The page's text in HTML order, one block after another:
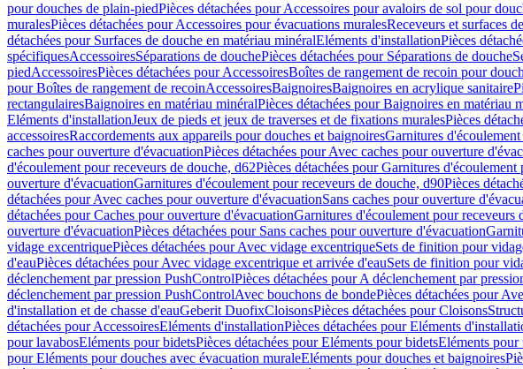
pour douches de plain-piedPièces détachées pour Accessoires pour avaloirs de sol pour
muralesPièces détachées pour Accessoires pour évacuations muralesReceveurs et surfaces
détachées pour Surfaces de douche en matériau minéralEléments d'installationPièces
spécifiquesAccessoiresSéparations de douchePièces détachées pour Séparations de douche
piedAccessoiresPièces détachées pour AccessoiresBoîtes de rangement de recoin pour
pour Boîtes de rangement de recoinAccessoiresBaignoiresBaignoires en acrylique sanitaire
rectangulairesBaignoires en matériau minéralPièces détachées pour Baignoires en matériau
Eléments d'installationJeux de pieds et jeux de traverses et de fixations muralesPièces
accessoiresRaccordements aux appareils pour douches et baignoiresGarnitures
caches pour ouverture d'évacuationPièces détachées pour Avec caches pour ouverture
d'écoulement pour receveurs de douche, d62Pièces détachées pour Garnitures
ouverture d'évacuationGarnitures d'écoulement pour receveurs de douche, d90Pièces
détachées pour Avec caches pour ouverture d'évacuationSans caches pour ouverture
détachées pour Caches pour ouverture d'évacuationGarnitures d'écoulement pour receveurs
ouverture d'évacuationPièces détachées pour Sans caches pour ouverture d'évacuation
vidage excentriquePièces détachées pour Avec vidage excentriqueSets de finition pour
d'eauPièces détachées pour Avec vidage excentrique et arrivée d'eauSets de finition pour
déclenchement par pression PushControlPièces détachées pour A déclenchement par
déclenchement par pression PushControlAvec bouchons de bondePièces détachées pour
d'installation et de chasse d'eauGeberit DuofixCloisonsPièces détachées pour Cloisons
détachées pour AccessoiresEléments d'installationPièces détachées pour Eléments
pour lavabosEléments pour bidetsPièces détachées pour Eléments pour bidetsEléments pour
pour Eléments pour douches avec évacuation muraleEléments pour douches et baignoires